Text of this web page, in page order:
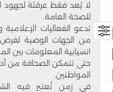
لا يُعد فقط عرقلة لجهود
للصحة العامة.
تدعو الفعاليات
من الجهات الوصية لفرض
انسيابية المعلومات بين
حتى تتمكن الصحافة من
المواطنين.
في زمن تُعتبر فيه